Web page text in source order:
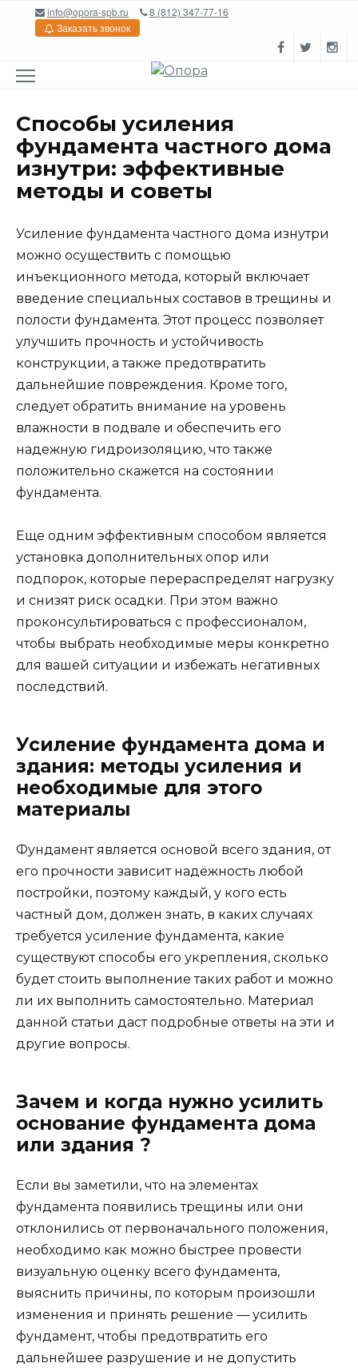
Перейтиinfo@opora-spb.ru
8 (812) 347-77-16
Заказать звонок
Способы усиления
фундамента частного дома
изнутри: эффективные
методы и советы
Усиление фундамента частного дома изнутри
можно осуществить с помощью
инъекционного метода, который включает
введение специальных составов в трещины и
полости фундамента. Этот процесс позволяет
улучшить прочность и устойчивость
конструкции, а также предотвратить
дальнейшие повреждения. Кроме того,
следует обратить внимание на уровень
влажности в подвале и обеспечить его
надежную гидроизоляцию, что также
положительно скажется на состоянии
фундамента.
Еще одним эффективным способом является
установка дополнительных опор или
подпорок, которые перераспределят нагрузку
и снизят риск осадки. При этом важно
проконсультироваться с профессионалом,
чтобы выбрать необходимые меры конкретно
для вашей ситуации и избежать негативных
последствий.
Усиление фундамента дома и
здания: методы усиления и
необходимые для этого
материалы
Фундамент является основой всего здания, от
его прочности зависит надёжность любой
постройки, поэтому каждый, у кого есть
частный дом, должен знать, в каких случаях
требуется усиление фундамента, какие
существуют способы его укрепления, сколько
будет стоить выполнение таких работ и можно
ли их выполнить самостоятельно. Материал
данной статьи даст подробные ответы на эти и
другие вопросы.
Зачем и когда нужно усилить
основание фундамента дома
или здания ?
Если вы заметили, что на элементах
фундамента появились трещины или они
отклонились от первоначального положения,
необходимо как можно быстрее провести
визуальную оценку всего фундамента,
выяснить причины, по которым произошли
изменения и принять решение — усилить
фундамент, чтобы предотвратить его
дальнейшее разрушение и не допустить